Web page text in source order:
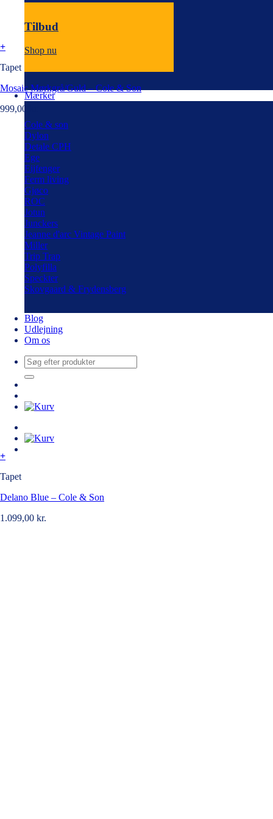
Tilbud
Shop nu
Mærker
Cole & son
Dylon
Detale CPH
Ege
Eijfenger
Ferm living
Gjøco
ROC
Jotun
Junckers
Jeanne d'arc Vintage Paint
Miller
Trip Trap
Polyfilla
Speckter
Skovgaard & Frydensberg
Blog
Udlejning
Om os
Søg
efter:
+
Tapet
Mosaic Mørkgrå/Guld – Cole & Son
999,00
+
Tapet
Delano Blue – Cole & Son
1.099,00 kr.